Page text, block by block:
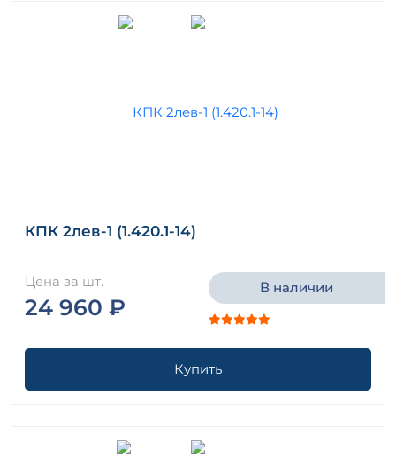
КПК 2лев-1 (1.420.1-14)
Цена за шт.
24 960 ₽
В наличии
Купить